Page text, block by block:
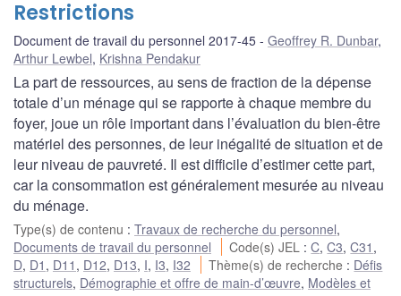
Restrictions
Document de travail du personnel 2017-45 Geoffrey R. Dunbar,
Arthur Lewbel, Krishna Pendakur
La part de ressources, au sens de fraction de la dépense
totale d’un ménage qui se rapporte à chaque membre du
foyer, joue un rôle important dans l’évaluation du bien-être
matériel des personnes, de leur inégalité de situation et de
leur niveau de pauvreté. Il est difficile d’estimer cette part,
car la consommation est généralement mesurée au niveau
du ménage.
Type(s) de contenu : Travaux de recherche du personnel,
Documents de travail du personnel
Code(s) JEL :C,C3,C31 ,
D, D1 , D11 , D12, D13, I, I3, I32 Thème(s) de recherche : Défis
structurels, Démographie et offre de main-d’œuvre, Modèles et